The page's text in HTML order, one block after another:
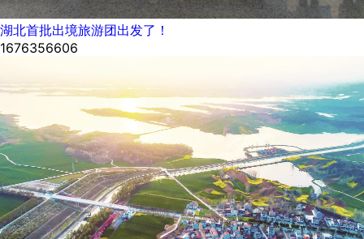
湖北首批出境旅游团出发了！
1676356606